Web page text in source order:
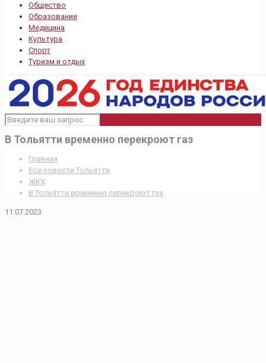
Общество
Образование
Медицина
Культура
Спорт
Туризм и отдых
В Тольятти временно перекроют газ
Главная
Все новости Тольятти
ЖКХ
В Тольятти временно перекроют газ
11.07.2023